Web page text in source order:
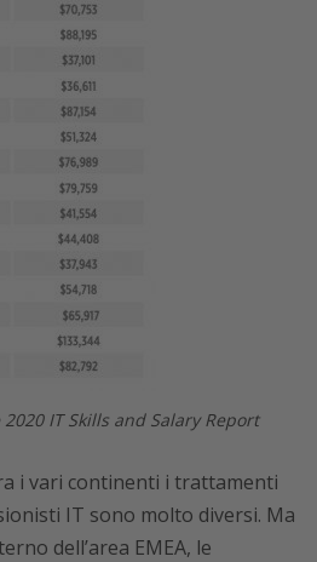
2020 IT Skills and Salary Report
i vari continenti i trattamenti
IT sono molto diversi. Ma
dell’area EMEA, le